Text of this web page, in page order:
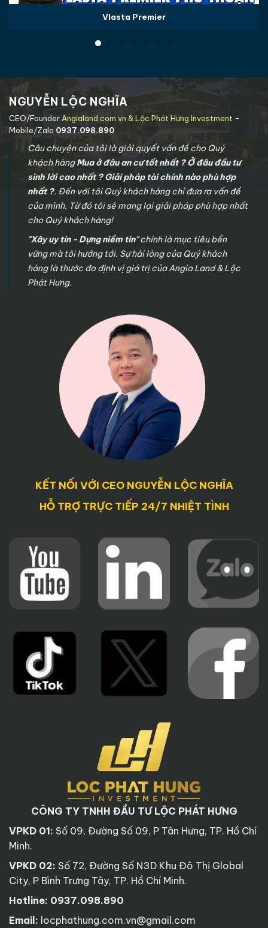
Vlasta Premier
NGUYỄN LỘC NGHĨA
CEO/Founder Angialand.com.vn & Lộc Phát Hưng Investment -
Mobile/Zalo 0937.098.890
Câu chuyện của tôi là giải quyết vấn đề cho Quý
khách hàngMua ở đâu an cư tốt nhất ? Ở đâu đầu tư
sinh lời cao nhất ? Giải pháp tài chính nào phù hợp
nhất ?. Đến với tôi Quý khách hàng chỉ đưa ra vấn đề
của mình. Từ đó tôi sẽ mang lại giải pháp phù hợp nhất
cho Quý khách hàng!
"Xây uy tín - Dựng niềm tin"chính là mục tiêu bền
vững mà tôi hướng tới. Sự hài lòng của Quý khách
hàng là thước đo định vị giá trị của Angia Land & Lộc
Phát Hưng.
KẾT NỐI VỚI CEO NGUYỄN LỘC NGHĨA
HỖ TRỢ TRỰC TIẾP 24/7 NHIỆT TÌNH
CÔNG TY TNHH ĐẦU TƯ LỘC PHÁT HƯNG
VPKD 01: Số 09, Đường Số 09, P Tân Hưng, TP. Hồ Chí
Minh.
VPKD 02: Số 72, Đường Số N3D Khu Đô Thị Global
City, P Bình Trưng Tây, TP. Hồ Chí Minh.
Hotline: 0937.098.890
Email: locphathung.com.vn@gmail.com